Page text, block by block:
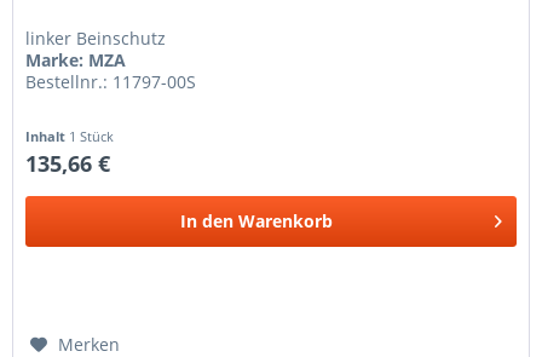
linker Beinschutz
Marke: MZA
Bestellnr.: 11797-00S
Inhalt 1 Stück
135,66 €
In den Warenkorb
Merken